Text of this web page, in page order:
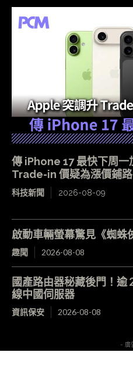
傳 iPhone 17 最快下周
Trade-in 價疑為漲價鋪路
科技新聞 2026-08-09
啟動車輛螢幕驚見《蜘蛛
趣聞 2026-08-08
國產路由器秘藏後門！逾
線中國伺服器
資訊保安 2026-08-08
- 廣